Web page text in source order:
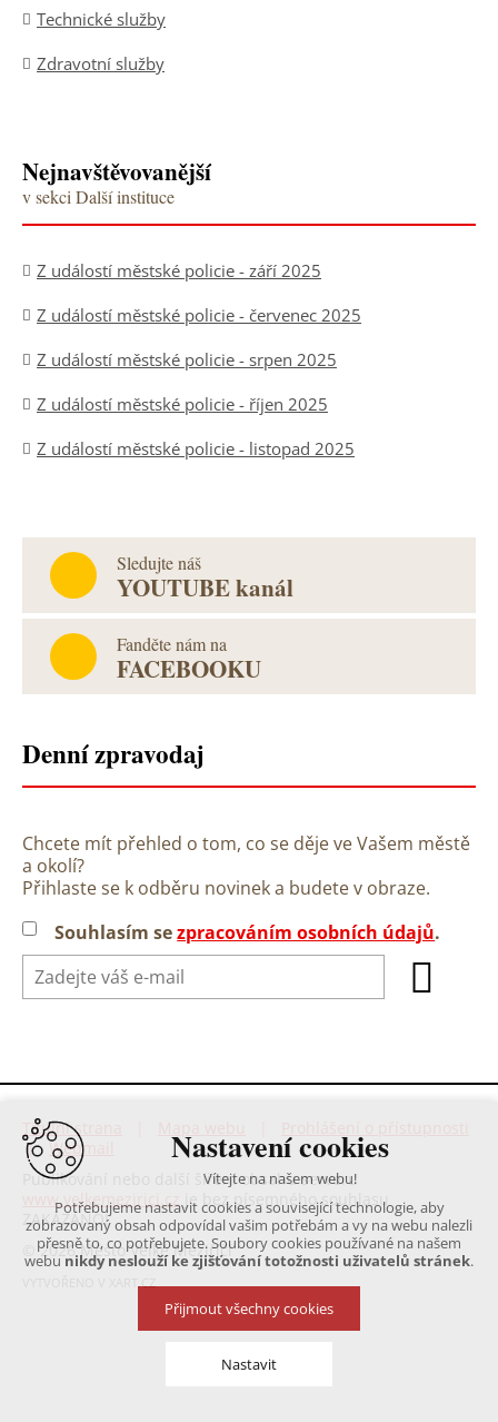
Technické služby
Zdravotní služby
Nejnavštěvovanější
v sekci Další instituce
Z událostí městské policie - září 2025
Z událostí městské policie - červenec 2025
Z událostí městské policie - srpen 2025
Z událostí městské policie - říjen 2025
Z událostí městské policie - listopad 2025
Sledujte náš
YOUTUBE kanál
Fanděte nám na
FACEBOOKU
Denní zpravodaj
Chcete mít přehled o tom, co se děje ve Vašem městě
a okolí?
Přihlaste se k odběru novinek a budete v obraze.
Souhlasím sezpracováním osobních údajů.
Titulní strana
|Webmail
Publikování nebo další šíření obsahu serveru
www.velkemezirici.cz
je bez písemného souhlasu
ZAKÁZÁNO!
© 2026 Město Velké Meziříčí
VYTVOŘENO V XART.CZ
Nastavení cookies
Vítejte na našem webu!
Potřebujeme nastavit cookies a související technologie, aby
zobrazovaný obsah odpovídal vašim potřebám a vy na webu nalezli
přesně to, co potřebujete. Soubory cookies používané na našem
webu nikdy neslouží ke zjišťování totožnosti uživatelů stránek.
Přijmout všechny cookies
Nastavit